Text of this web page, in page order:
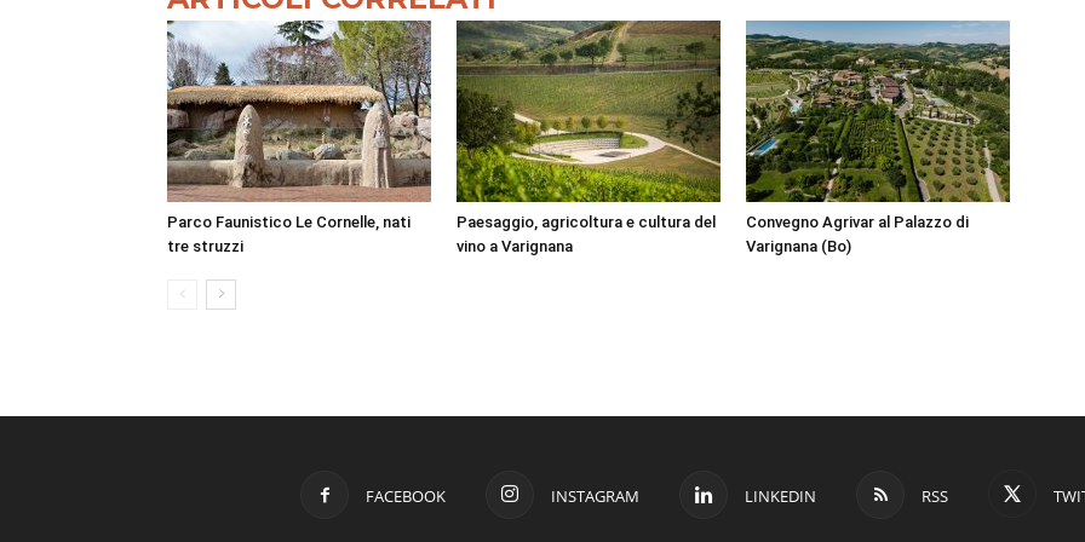
Parco Faunistico Le Cornelle, nati
tre struzzi
Paesaggio, agricoltura e cultura del
vino a Varignana
Convegno Agrivar al Palazzo di
Varignana (Bo)
FACEBOOK INSTAGRAM LINKEDIN RSS